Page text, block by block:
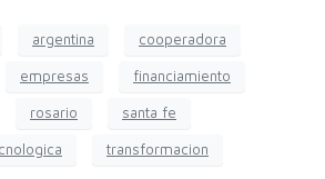
argentina cooperadora
empresas financiamiento
rosario santa fe
transformacion